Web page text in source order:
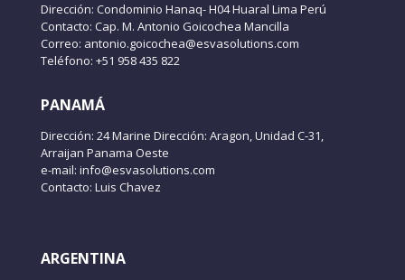
Dirección: Condominio Hanaq- H04 Huaral Lima Perú
Contacto: Cap. M. Antonio Goicochea Mancilla
Correo: antonio.goicochea@esvasolutions.com
Teléfono: +51 958 435 822
PANAMÁ
Dirección: 24 Marine Dirección: Aragon, Unidad C-31,
Arraijan Panama Oeste
e-mail: info@esvasolutions.com
Contacto: Luis Chavez
ARGENTINA